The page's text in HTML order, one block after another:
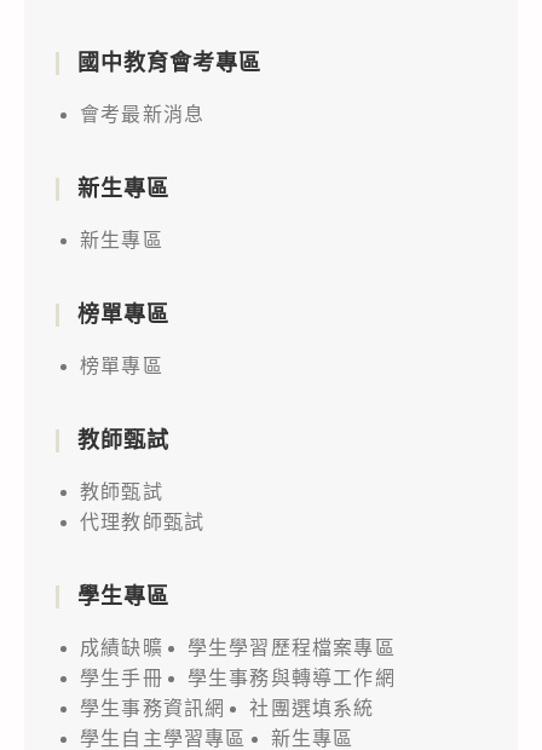
國中教育會考專區
會考最新消息
新生專區
新生專區
榜單專區
榜單專區
教師甄試
教師甄試
代理教師甄試
學生專區
成績缺曠
學生學習歷程檔案專區
學生手冊
學生事務與轉導工作網
學生事務資訊網
社團選填系統
學生自主學習專區
新生專區